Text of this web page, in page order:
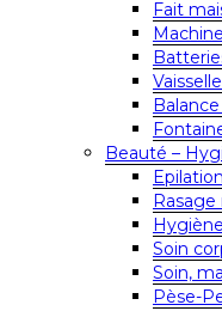
Fait
Beauté –
Rasage
Soin
Soin,
Pèse-